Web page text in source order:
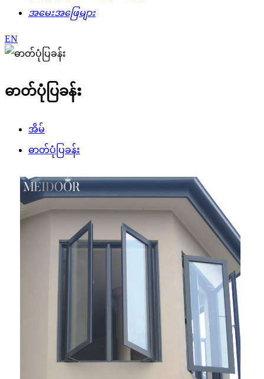
အမေးအဖြေများ
EN
ဓာတ်ပုံပြခန်း
အိမ်
ဓာတ်ပုံပြခန်း